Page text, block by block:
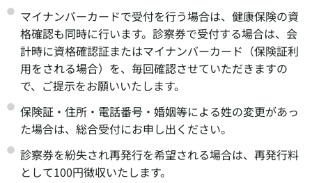
マイナンバーカードで受付を行う場合は、健康保険の資
格確認も同時に行います。診察券で受付する場合は、会
計時に資格確認証またはマイナンバーカード（保険証利
用をされる場合）を、毎回確認させていただきますの
で、ご提示をお願いいたします。
保険証・住所・電話番号・婚姻等による姓の変更があっ
た場合は、総合受付にお申し出ください。
診察券を紛失され再発行を希望される場合は、再発行料
として100円徴収いたします。